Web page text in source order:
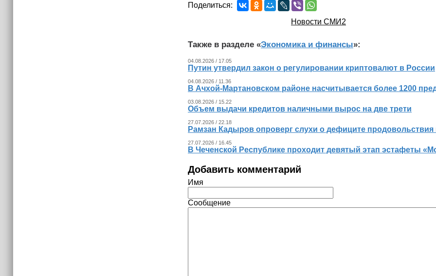
Поделиться:
Новости СМИ2
Также в разделе «Экономика и финансы»:
04.08.2026 / 17.05
Путин утвердил закон о регулировании криптовалют в России
04.08.2026 / 11.36
В Ачхой-Мартановском районе насчитывается более 1200
03.08.2026 / 15.22
Объем выдачи кредитов наличными вырос на две трети
27.07.2026 / 22.18
Рамзан Кадыров опроверг слухи о дефиците продовольствия
27.07.2026 / 16.45
В Чеченской Республике проходит девятый этап эстафеты
Добавить комментарий
Имя
Сообщение